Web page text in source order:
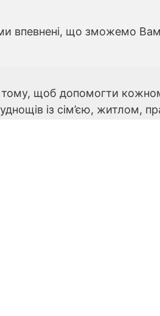
впевнені, що зможемо
щоб допомогти
із сім’єю, житлом,